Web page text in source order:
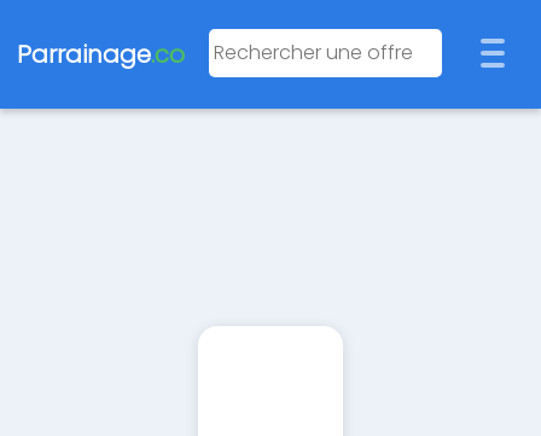
Parrainage.co